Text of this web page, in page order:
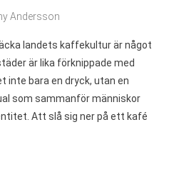
Andersson
landets kaffekultur är något
är lika förknippade med
inte bara en dryck, utan en
som sammanför människor
Att slå sig ner på ett kafé